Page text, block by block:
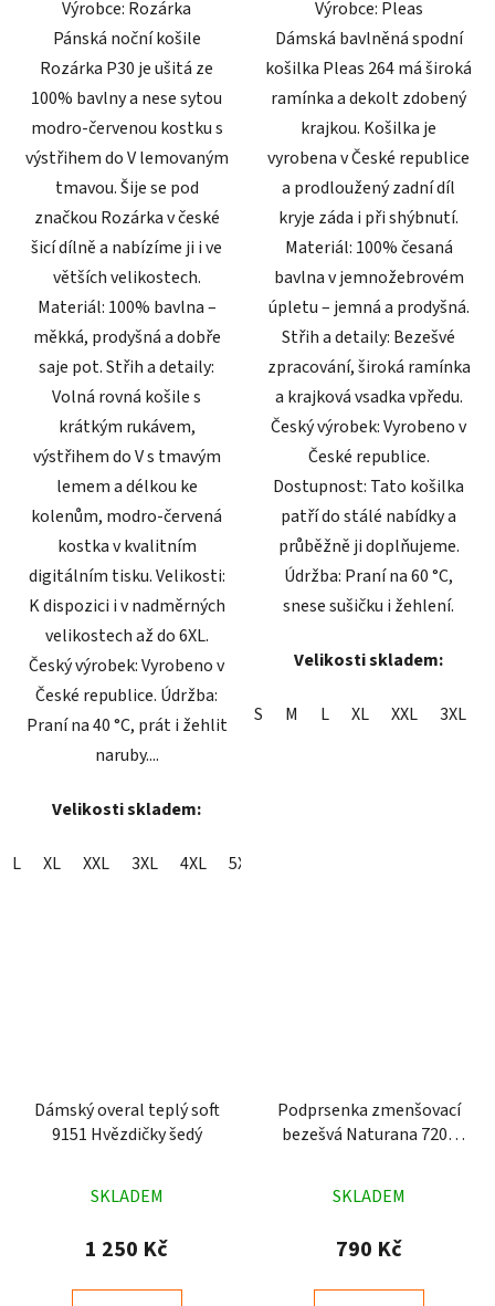
hvězdiček.
Výrobce: Rozárka
Pánská noční košile
Rozárka P30 je ušitá ze
100% bavlny a nese sytou
modro-červenou kostku s
výstřihem do V lemovaným
tmavou. Šije se pod
značkou Rozárka v české
šicí dílně a nabízíme ji i ve
větších velikostech.
Materiál: 100% bavlna –
měkká, prodyšná a dobře
saje pot. Střih a detaily:
Volná rovná košile s
krátkým rukávem,
výstřihem do V s tmavým
lemem a délkou ke
kolenům, modro-červená
kostka v kvalitním
digitálním tisku. Velikosti:
K dispozici i v nadměrných
velikostech až do 6XL.
Český výrobek: Vyrobeno v
České republice. Údržba:
Praní na 40 °C, prát i žehlit
naruby....
Velikosti skladem:
L XL XXL 3XL 4XL 5XL
hvězdiček.
Výrobce: Pleas
Dámská bavlněná spodní
košilka Pleas 264 má široká
ramínka a dekolt zdobený
krajkou. Košilka je
vyrobena v České republice
a prodloužený zadní díl
kryje záda i při shýbnutí.
Materiál: 100% česaná
bavlna v jemnožebrovém
úpletu – jemná a prodyšná.
Střih a detaily: Bezešvé
zpracování, široká ramínka
a krajková vsadka vpředu.
Český výrobek: Vyrobeno v
České republice.
Dostupnost: Tato košilka
patří do stálé nabídky a
průběžně ji doplňujeme.
Údržba: Praní na 60 °C,
snese sušičku i žehlení.
Velikosti skladem:
S M L XL XXL 3XL
Dámský overal teplý soft
9151 Hvězdičky šedý
hodnocení
produktu
3,3
SKLADEM
1 250 Kč
Podprsenka zmenšovací
bezešvá Naturana 7208
hodnocení
produktu
4,8
SKLADEM
790 Kč